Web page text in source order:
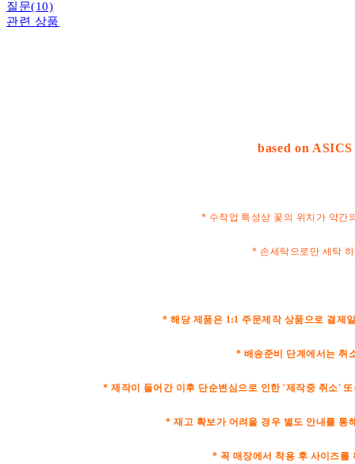
질문(10)
관련 상품
based on
* 수작업 특성상 꽃의 위치가 약간
* 손세탁으로만 세탁
* 해당 제품은 1:1 주문제작 상품으로 결제
* 배송준비 단계에서는 취
* 제작이 들어간 이후 단순변심으로 인한 '제작중 취소'
* 재고 확보가 어려울 경우 별도 안내를 통
* 꼭 매장에서 착용 후 사이즈를